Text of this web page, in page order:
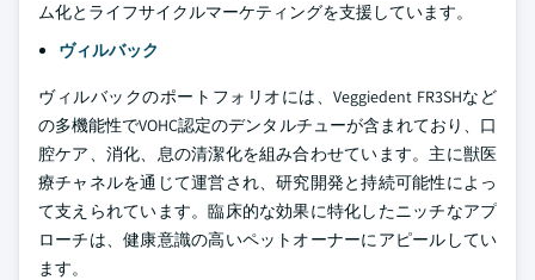
ム化とライフサイクルマーケティングを支援しています。
ヴィルバック
ヴィルバックのポートフォリオには、Veggiedent FR3SHなど
の多機能性でVOHC認定のデンタルチューが含まれており、口
腔ケア、消化、息の清潔化を組み合わせています。主に獣医
療チャネルを通じて運営され、研究開発と持続可能性によっ
て支えられています。臨床的な効果に特化したニッチなアプ
ローチは、健康意識の高いペットオーナーにアピールしてい
ます。